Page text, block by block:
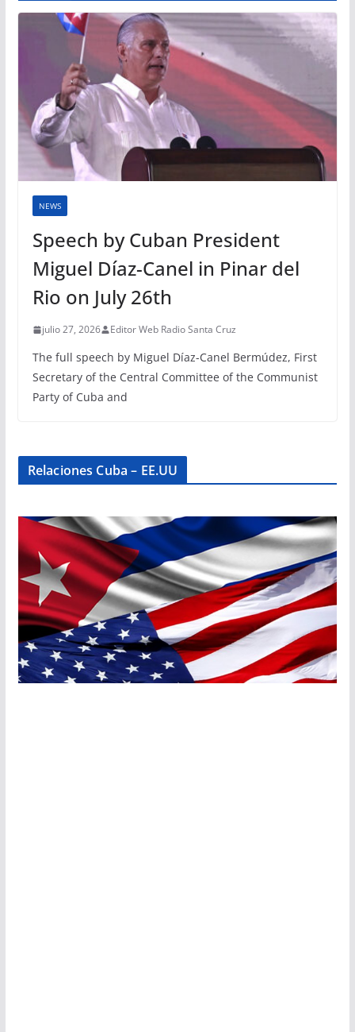
NEWS
Speech by Cuban President
Miguel Díaz-Canel in Pinar del
Rio on July 26th
julio 27, 2026 Editor Web Radio Santa Cruz
The full speech by Miguel Díaz-Canel Bermúdez, First
Secretary of the Central Committee of the Communist
Party of Cuba and
Relaciones Cuba – EE.UU